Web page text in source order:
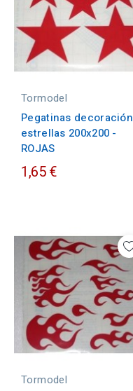
Tormodel
Pegatinas decoración
estrellas 200x200 -
ROJAS
1,65 €
Tormodel